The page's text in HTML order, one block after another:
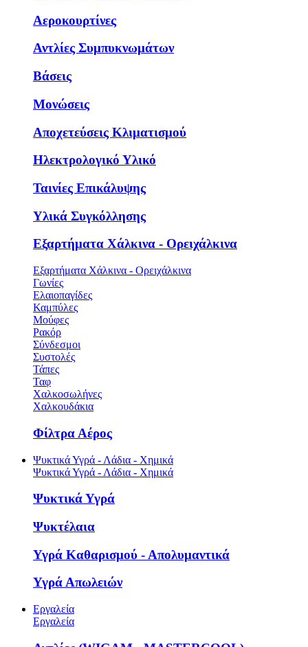
Αεροκουρτίνες
Αντλίες Συμπυκνωμάτων
Βάσεις
Μονώσεις
Αποχετεύσεις Κλιματισμού
Ηλεκτρολογικό Υλικό
Ταινίες Επικάλυψης
Υλικά Συγκόλλησης
Εξαρτήματα Χάλκινα - Ορειχάλκινα
Εξαρτήματα Χάλκινα - Ορειχάλκινα
Γωνίες
Ελαιοπαγίδες
Καμπύλες
Μούφες
Ρακόρ
Σύνδεσμοι
Συστολές
Τάπες
Ταφ
Χαλκοσωλήνες
Χαλκουδάκια
Φίλτρα Αέρος
Ψυκτικά Υγρά - Λάδια - Χημικά
Ψυκτικά Υγρά - Λάδια - Χημικά
Ψυκτικά Υγρά
Ψυκτέλαια
Υγρά Καθαρισμού - Απολυμαντικά
Υγρά Απωλειών
Εργαλεία
Εργαλεία